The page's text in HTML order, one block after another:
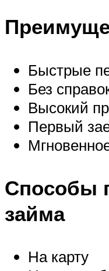
Быстрые
Без
Высокий
Первый
Способы
займа
На карту